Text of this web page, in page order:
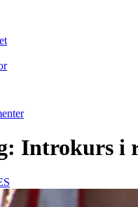
Introkurs i